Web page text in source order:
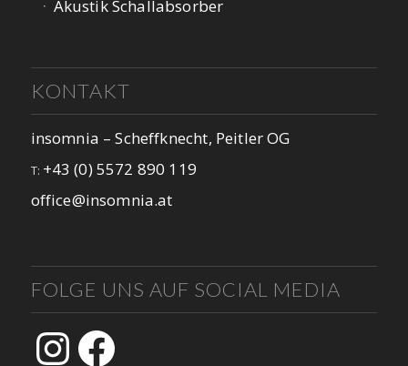
Akustik Schallabsorber
KONTAKT
insomnia – Scheffknecht, Peitler OG
T: +43 (0) 5572 890 119
office@insomnia.at
FOLGE UNS AUF SOCIAL MEDIA
InstagramFacebook